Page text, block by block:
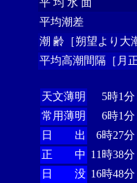
平 均 水 面
平均潮差
潮 齢［朔望より大
平均高潮間隔［月
天文薄明
5時1分
常用薄明
6時1分
日 出
6時27分
正 中 11時38分
日 没 16時48分